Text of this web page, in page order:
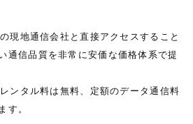
現地通信会社と直接アクセスすること
通信品質を非常に安価な価格体系で提
ンタル料は無料、定額のデータ通信料
す。